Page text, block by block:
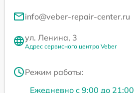
info@veber-repair-center.ru
ул. Ленина, 3
Адрес сервисного центра Veber
Режим работы:
Ежедневно с 9:00 до 21:00